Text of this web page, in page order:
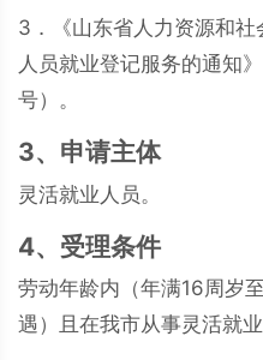
3．《山东省人力资源和
人员就业登记服务的通知
号）。
3、申请主体
灵活就业人员。
4、受理条件
劳动年龄内（年满16周岁
遇）且在我市从事灵活就业